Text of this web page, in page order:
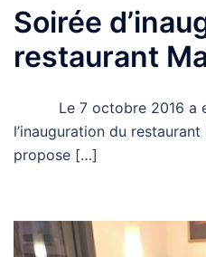
Soirée
restaurant
Le 7 octobre 2016 a
l’inauguration du
propose […]